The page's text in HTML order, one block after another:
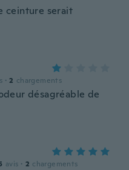
ceinture serait
· 2 chargements
désagréable de
avis · 2 chargements